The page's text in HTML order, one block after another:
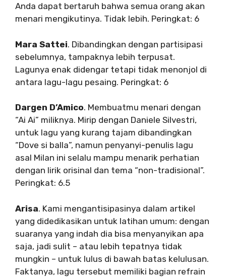
Anda dapat bertaruh bahwa semua orang akan
menari mengikutinya. Tidak lebih. Peringkat: 6
Mara Sattei. Dibandingkan dengan partisipasi
sebelumnya, tampaknya lebih terpusat.
Lagunya enak didengar tetapi tidak menonjol di
antara lagu-lagu pesaing. Peringkat: 6
Dargen D’Amico. Membuatmu menari dengan
“Ai Ai” miliknya. Mirip dengan Daniele Silvestri,
untuk lagu yang kurang tajam dibandingkan
“Dove si balla”, namun penyanyi-penulis lagu
asal Milan ini selalu mampu menarik perhatian
dengan lirik orisinal dan tema “non-tradisional”.
Peringkat: 6.5
Arisa. Kami mengantisipasinya dalam artikel
yang didedikasikan untuk latihan umum: dengan
suaranya yang indah dia bisa menyanyikan apa
saja, jadi sulit – atau lebih tepatnya tidak
mungkin – untuk lulus di bawah batas kelulusan.
Faktanya, lagu tersebut memiliki bagian refrain